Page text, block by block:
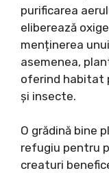
purificarea
eliberează
menținerea
asemenea,
oferind habitat
și insecte.
O grădină bine
refugiu pentru
creaturi